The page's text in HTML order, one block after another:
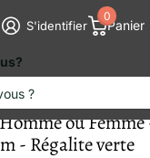
S'identifier Panier
0
ou
- Régalite verte